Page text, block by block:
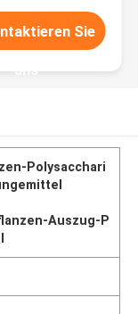
Sie
uns
Polysacchari
Auszug-P